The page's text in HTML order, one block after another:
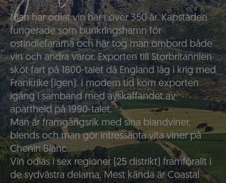
Man har odlat vin här i över 350 år. Kapstaden
fungerade som bunkringshamn för
ostindiefararna och här tog man ombord både
vin och andra varor. Exporten till Storbritannien
sköt fart på 1800-talet då England låg i krig med
Frankrike (igen). I modern tid kom exporten
igång i samband med avskaffandet av
apartheid på 1990-talet.
Man är framgångsrik med sina blandviner,
blends och man gör intressanta vita viner på
Chenin Blanc.
Vin odlas i sex regioner (25 distrikt) framförallt i
de sydvästra delarna. Mest kända är Coastal